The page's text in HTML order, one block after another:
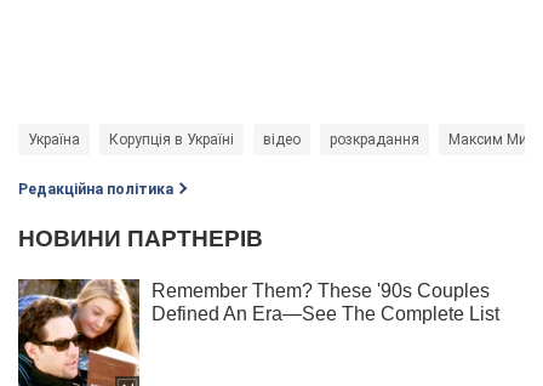
Україна Корупція в Україні відео розкрадання Максим
Редакційна політика